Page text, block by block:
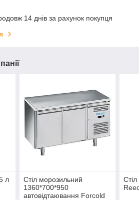
14 днів за рахунок покупця
л
Стіл морозильний
1360*700*950
автовідтаювання Forcold